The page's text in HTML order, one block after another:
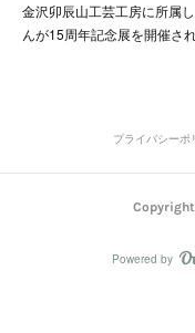
金沢卯辰山工芸工房に所属
んが15周年記念展を開催さ
プライバシーポ
Powered by